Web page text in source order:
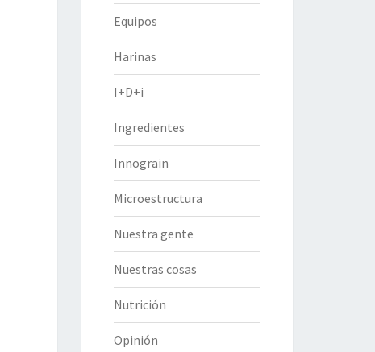
Equipos
Harinas
I+D+i
Ingredientes
Innograin
Microestructura
Nuestra gente
Nuestras cosas
Nutrición
Opinión